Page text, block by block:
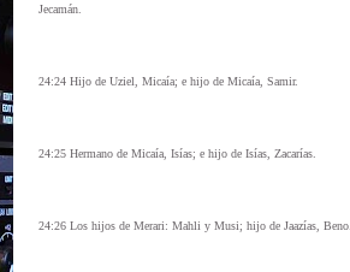
Jecamán.
24:24 Hijo de Uziel, Micaía; e hijo de Micaía, Samir.
24:25 Hermano de Micaía, Isías; e hijo de Isías, Zacarías.
24:26 Los hijos de Merari: Mahli y Musi; hijo de Jaazías, Beno.